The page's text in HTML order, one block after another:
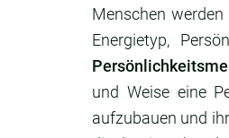
Menschen
Energietyp,
und Weise eine
aufzubauen und